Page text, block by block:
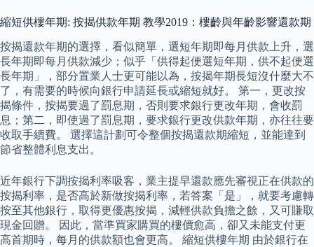
縮短供樓年期: 按揭供款年期 教學2019：樓齡與年齡影響還款期
按揭還款年期的選擇，看似簡單，選短年期即每月供款上升，選
長年期即每月供款減少；似乎「供得起便選短年期，供不起便選
長年期」，部分置業人士更可能以為，按揭年期長短沒什麼大不
了，有需要的時候向銀行申請延長或縮短就好。 第一，更改按
揭條件，按揭要過了罰息期，否則要求銀行更改年期，會收罰
息；第二，即使過了罰息期，要求銀行更改供款年期，亦往往要
收取手續費。 選擇這計劃可令整個按揭還款期縮短，並能達到
節省整體利息支出。
近年銀行下調按揭利率吸客，業主提早還款應先審視正在供款的
按揭利率，是否高於新做按揭利率，若答案「是」，就要考慮轉
按至其他銀行，取得更優惠按揭，減輕供款負擔之餘，又可賺取
現金回贈。 因此，當準買家購買的樓價愈高，卻又未能支付更
高首期時，每月的供款額也會更高。 縮短供樓年期 由於銀行在